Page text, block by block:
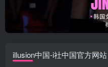
illusion中国-i社中国官方网